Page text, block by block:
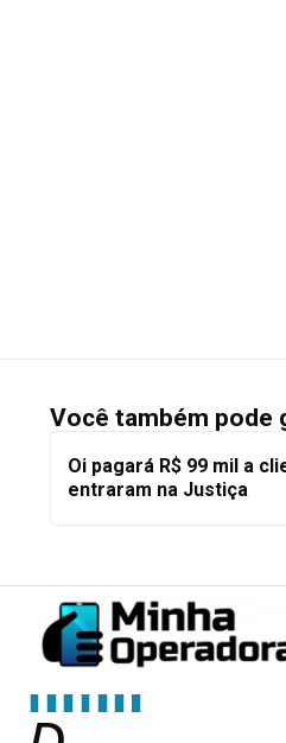
Você também pode
Oi pagará R$ 99 mil a
entraram na Justiça